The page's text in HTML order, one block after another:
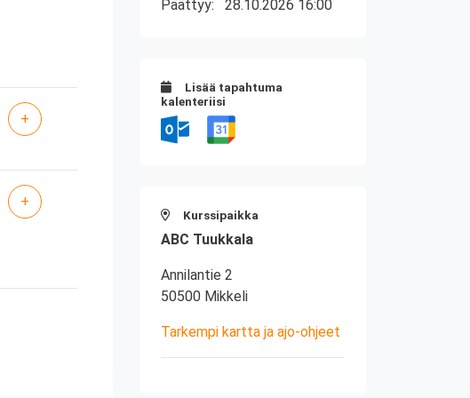
+
+
Päättyy: 28.10.2026 16:00
Lisää tapahtuma
kalenteriisi
Kurssipaikka
ABC Tuukkala
Annilantie 2
50500 Mikkeli
Tarkempi kartta ja ajo-ohjeet